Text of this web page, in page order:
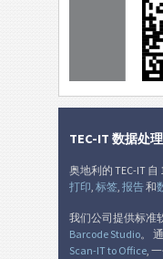
TEC-IT 数据处
奥地利的 TEC-IT
打印, 标签, 报告和
我们公司提供标准
Barcode Studio。
Scan-IT to Office,